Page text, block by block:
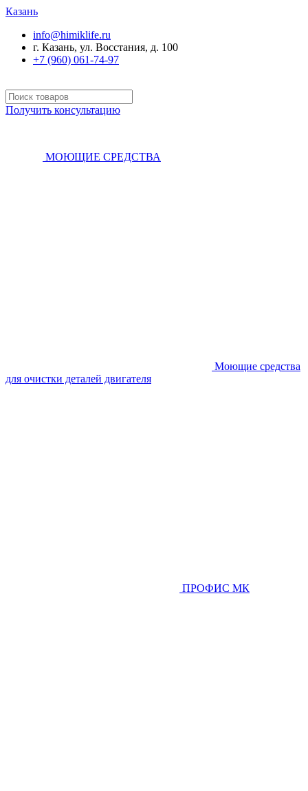
Казань
info@himiklife.ru
г. Казань, ул. Восстания, д. 100
+7 (960) 061-74-97
Получить консультацию
МОЮЩИЕ СРЕДСТВА
Моющие средства
для очистки деталей двигателя
ПРОФИС МК